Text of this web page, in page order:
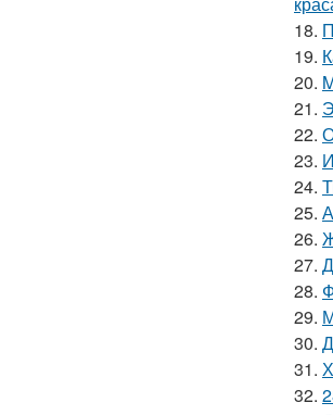
18.
19.
20.
21.
22.
23.
24.
25.
26.
27.
28.
29.
30.
31.
32.